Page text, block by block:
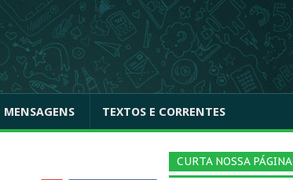
MENSAGENS TEXTOS E CORRENTES
CURTA NOSSA PÁGINA